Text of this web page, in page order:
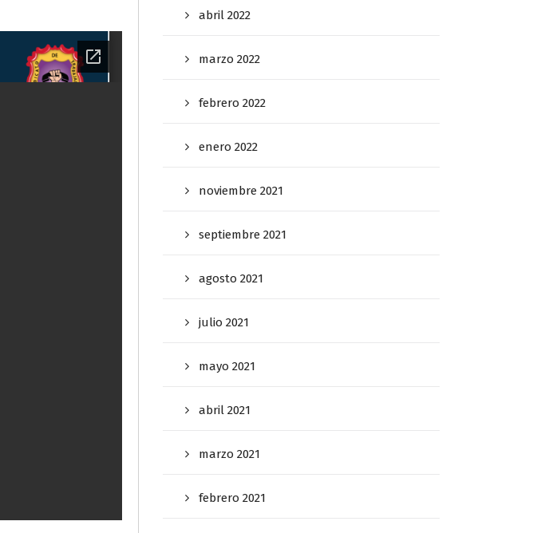
abril 2022
marzo 2022
febrero 2022
enero 2022
noviembre 2021
septiembre 2021
agosto 2021
julio 2021
mayo 2021
abril 2021
marzo 2021
febrero 2021